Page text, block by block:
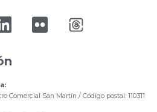
Comercial San Martín / Código postal: 110311